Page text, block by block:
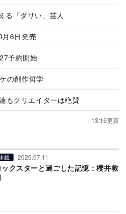
る「ダサい」芸人
6日発売
予約開始
の創作哲学
もクリエイターは絶賛
13:16更新
載 2026.07.11
ックスターと過ごした記憶：櫻井敦